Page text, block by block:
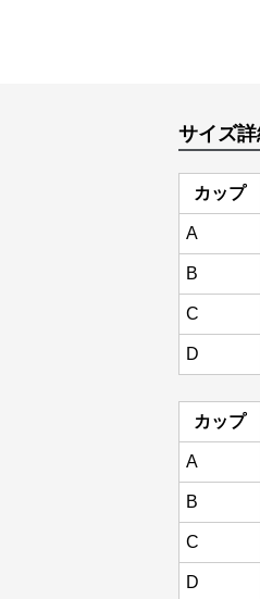
サイズ詳
カップ
A
B
C
D
カップ
A
B
C
D